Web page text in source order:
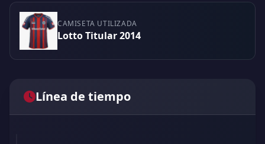
CAMISETA UTILIZADA
Lotto Titular 2014
Línea de tiempo